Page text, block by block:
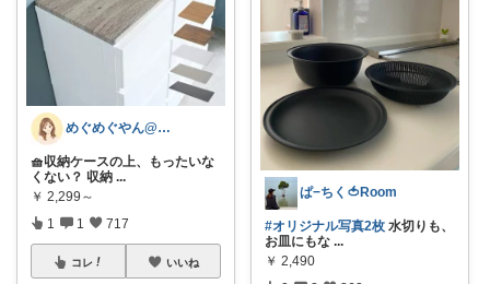
めぐめぐやん@2児ママ×ゆるっと暮らし
🧺収納ケースの上、もったいな
くない？ 収納 ...
￥ 2,299～
1 1 717
コレ いいね
ぱ−ちく🍅Room
#オリジナル写真2枚 水切りも、
お皿にもな ...
￥ 2,490